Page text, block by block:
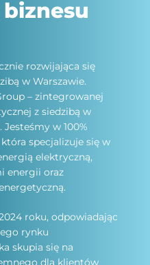
rozwijająca się
w Warszawie.
– zintegrowanej
z siedzibą w
w 100%
która specjalizuje się w
elektryczną,
energii oraz
roku, odpowiadając
rynku
skupia się na
dla klientów